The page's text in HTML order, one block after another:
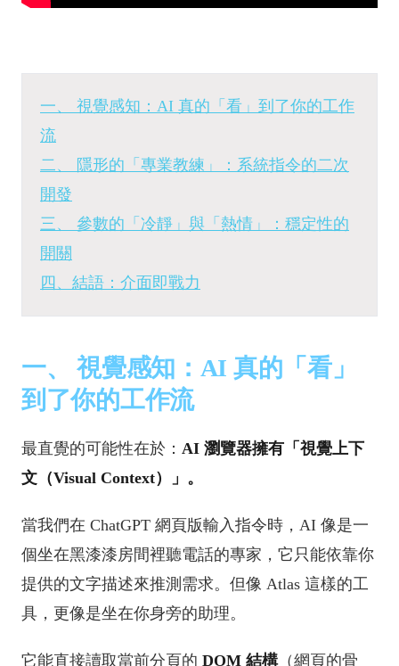
一、 視覺感知：AI 真的「看」到了你的工作
流
二、 隱形的「專業教練」：系統指令的二次
開發
三、 參數的「冷靜」與「熱情」：穩定性的
開關
四、結語：介面即戰力
一、 視覺感知：AI 真的「看」
到了你的工作流
最直覺的可能性在於： AI 瀏覽器擁有「視覺上下
文（Visual Context）」。
當我們在 ChatGPT 網頁版輸入指令時，AI 像是一
個坐在黑漆漆房間裡聽電話的專家，它只能依靠你
提供的文字描述來推測需求。但像 Atlas 這樣的工
具，更像是坐在你身旁的助理。
它能直接讀取當前分頁的 DOM 結構（網頁的骨